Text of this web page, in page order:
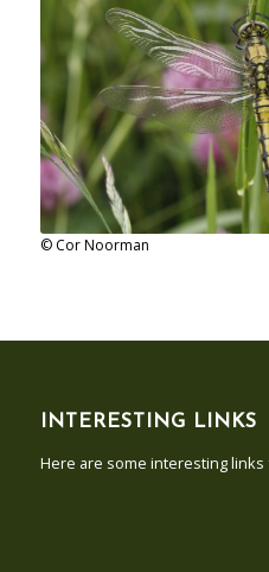
© Cor Noorman
INTERESTING LINKS
Here are some interesting links